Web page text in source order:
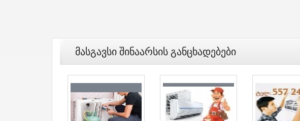
Მასგავსი Შინაარსის Განცხადებები